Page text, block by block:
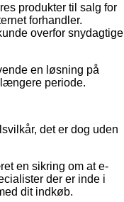
produkter til salg for
forhandler.
overfor snydagtige
en løsning på
periode.
det er dog uden
en sikring om at e-
der er inde i
dit indkøb.